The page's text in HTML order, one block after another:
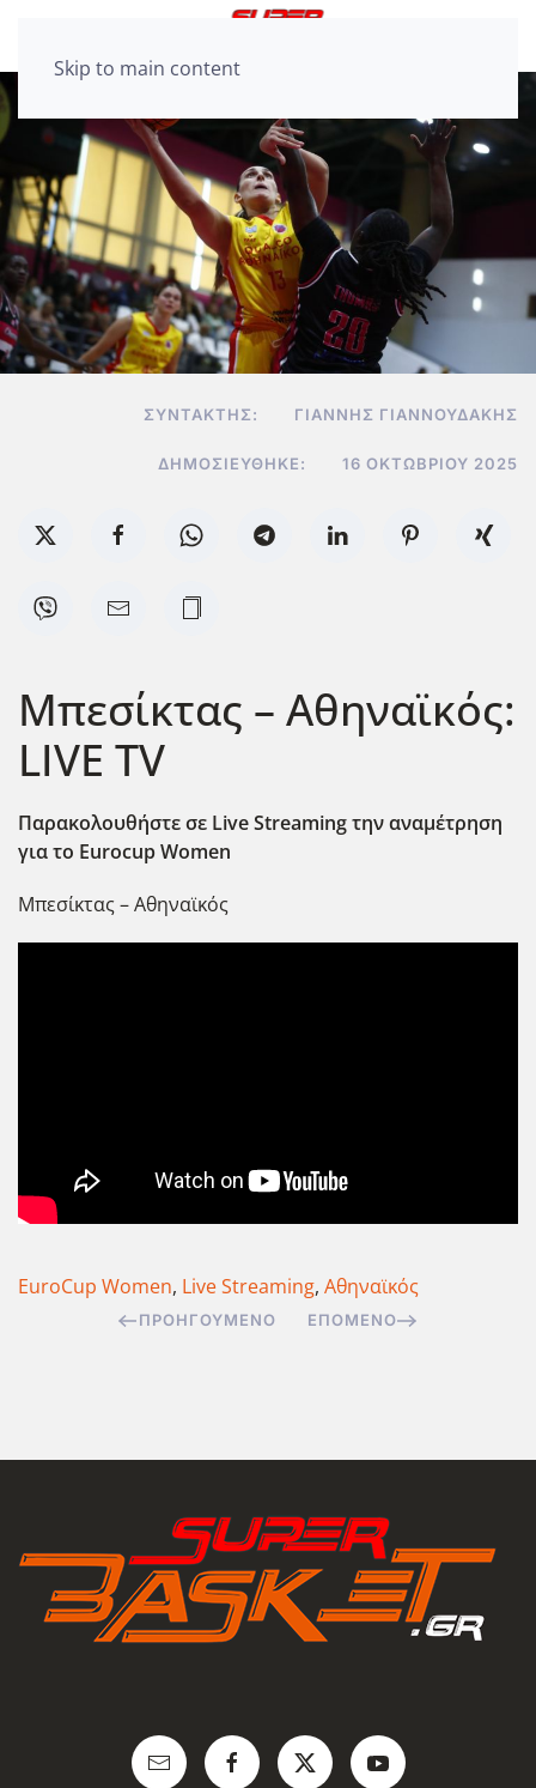
Skip to main content
ΣΥΝΤΆΚΤΗΣ: ΓΙΆΝΝΗΣ ΓΙΑΝΝΟΥΔΆΚΗΣ
ΔΗΜΟΣΙΕΎΘΗΚΕ: 16 ΟΚΤΩΒΡΊΟΥ 2025
Μπεσίκτας – Αθηναϊκός:
LIVE TV
Παρακολουθήστε σε LiveStreamingτην αναμέτρηση
για το EurocupWomen
Μπεσίκτας – Αθηναϊκός
EuroCup Women, Live Streaming, Αθηναϊκός
ΠΡΟΗΓΟΎΜΕΝΟ ΕΠΌΜΕΝΟ